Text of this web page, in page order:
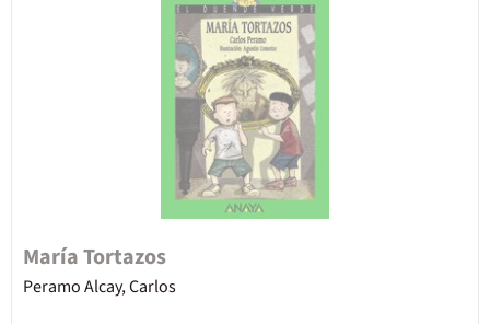
María Tortazos
Peramo Alcay, Carlos